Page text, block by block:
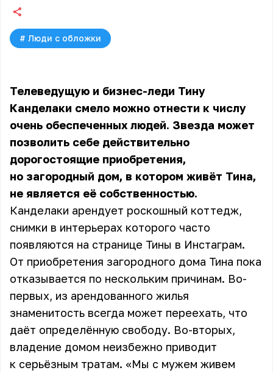
# Люди с обложки
Телеведущую и бизнес-леди Тину
Канделаки смело можно отнести к числу
очень обеспеченных людей. Звезда может
позволить себе действительно
дорогостоящие приобретения,
но загородный дом, в котором живёт Тина,
не является её собственностью.
Канделаки арендует роскошный коттедж,
снимки в интерьерах которого часто
появляются на странице Тины в Инстаграм.
От приобретения загородного дома Тина пока
отказывается по нескольким причинам. Во-
первых, из арендованного жилья
знаменитость всегда может переехать, что
даёт определённую свободу. Во-вторых,
владение домом неизбежно приводит
к серьёзным тратам. «Мы с мужем живем